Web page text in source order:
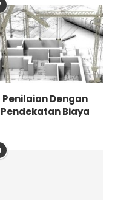
Penilaian Dengan
Pendekatan Biaya